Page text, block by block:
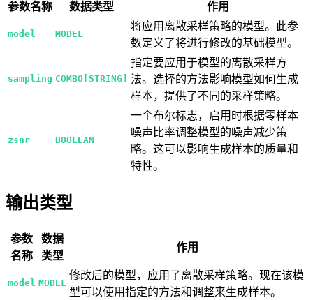
参数名称 数据类型 作用
model MODEL
将应用离散采样策略的模型。此参
数定义了将进行修改的基础模型。
sampling COMBO[STRING]
指定要应用于模型的离散采样方
法。选择的方法影响模型如何生成
样本，提供了不同的采样策略。
zsnr BOOLEAN
一个布尔标志，启用时根据零样本
噪声比率调整模型的噪声减少策
略。这可以影响生成样本的质量和
特性。
输出类型
参数
名称
数据
类型
作用
model MODEL
修改后的模型，应用了离散采样策略。现在该模
型可以使用指定的方法和调整来生成样本。